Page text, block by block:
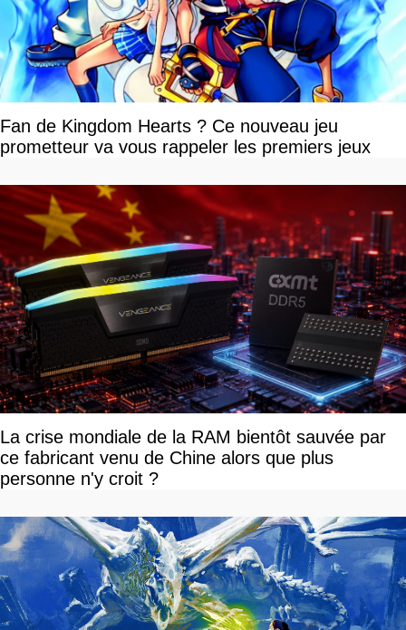
Fan de Kingdom Hearts ? Ce nouveau jeu
prometteur va vous rappeler les premiers jeux
La crise mondiale de la RAM bientôt sauvée par
ce fabricant venu de Chine alors que plus
personne n'y croit ?